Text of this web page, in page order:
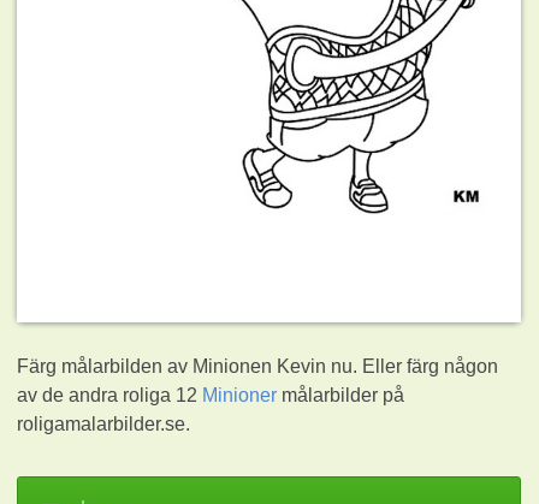
Färg målarbilden av Minionen Kevin nu. Eller färg någon
av de andra roliga 12 Minioner målarbilder på
roligamalarbilder.se.